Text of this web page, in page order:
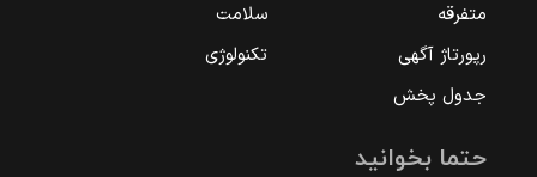
متفرقه
سلامت
رپورتاژ آگهی
تکنولوژی
جدول پخش
حتما بخوانید